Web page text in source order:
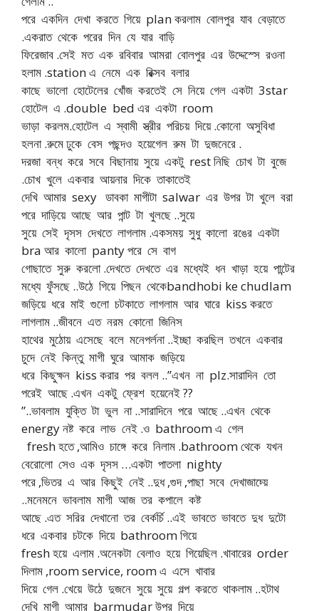
পরে একদিন দেখা করতে গিয়ে plan করলাম বোলপুর যাব বেড়াতে
.একরাত থেকে পরের দিন যে যার বাড়ি
ফিরেজাব .সেই মত এক রবিবার আমরা বোলপুর এর উদ্দেস্সে রওনা
হলাম .station এ নেমে এক রিক্সব বলার
কাছে ভালো হোটেলের খোঁজ করতেই সে নিয়ে গেল একটা 3star
হোটেল এ .double bed এর একটা room
ভাড়া করলম.হোটেল এ স্বামী স্ত্রীর পরিচয় দিয়ে .কোনো অসুবিধা
হলনা .রুমে ঢুকে বেস পছন্দও হয়েগেল রুম টা দুজনেরে .
দরজা বন্ধ করে সবে বিছানায় সুয়ে একটু rest নিছি চোখ টা বুজে
.চোখ খুলে একবার আয়নার দিকে তাকাতেই
দেখি আমার sexy ডাবকা মাগীটা salwar এর উপর টা খুলে বরা
পরে দাড়িয়ে আছে আর পান্ট টা খুলছে ..সুয়ে
সুয়ে সেই দৃসস দেখতে লাগলাম .একসময় সুধু কালো রঙের একটা
bra আর কালো panty পরে সে বাগ
গোছাতে সুরু করলো .দেখতে দেখতে এর মধ্যেই ধন খাড়া হয়ে পান্টের
মধ্যে ফুঁসছে ..উঠে গিয়ে পিছন থেকেbandhobi ke chudlam
জড়িয়ে ধরে মাই গুলো চটকাতে লাগলাম আর ঘারে kiss করতে
লাগলাম ..জীবনে এত নরম কোনো জিনিস
হাথের মুঠোয় এসেছে বলে মনেপর্লনা ..ইচ্ছা করছিল তখনে একবার
চুদে নেই কিন্তু মাগী ঘুরে আমাক জড়িয়ে
ধরে কিছুক্ষন kiss করার পর বলল ..”এখন না plz.সারাদিন তো
পরেই আছে .এখন একটু ফ্রেশ হয়েনেই ??
”..ভাবলাম যুক্তি টা ভুল না ..সারাদিনে পরে আছে ..এখন থেকে
energy নষ্ট করে লাভ নেই .ও bathroom এ গেল
fresh হতে ,আমিও চাঙ্গে করে নিলাম .bathroom থেকে যখন
বেরোলো সেও এক দৃসস …একটা পাতলা nighty
পরে ,ভিতর এ আর কিছুই নেই ..দুধ ,গুদ ,পাছা সবে দেখাজাচ্য়ে
..মনেমনে ভাবলাম মাগী আজ তর কপালে কষ্ট
আছে .এত সরির দেখানো তর বের্কর্চি ..এই ভাবতে ভাবতে দুধ দুটো
ধরে একবার চটকে দিয়ে bathroom গিয়ে
fresh হয়ে এলাম .অনেকটা বেলাও হয়ে গিয়েছিল .খাবারের order
দিলাম ,room service, room এ এসে খাবার
দিয়ে গেল .খেয়ে উঠে দুজনে সুয়ে সুয়ে গল্প করতে থাকলাম ..হটাথ
দেখি মাগী আমার barmudar উপর দিয়ে